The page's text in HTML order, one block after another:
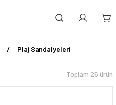
Plaj Sandalyeleri
Toplam 25 ürün